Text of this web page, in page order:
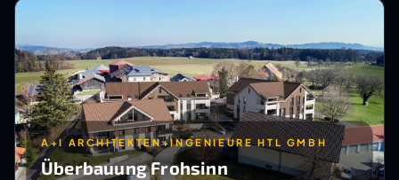
A+I ARCHITEKTEN+INGENIEURE HTL GMBH
Überbauung Frohsinn